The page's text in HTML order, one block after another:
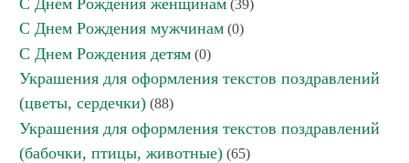
С Днем Рождения женщинам (39)
С Днем Рождения мужчинам (0)
С Днем Рождения детям (0)
Украшения для оформления текстов поздравлений
(цветы, сердечки) (88)
Украшения для оформления текстов поздравлений
(бабочки, птицы, животные) (65)